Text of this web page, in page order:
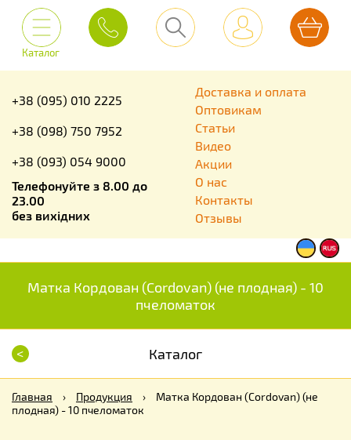
Каталог
+38 (095) 010 2225
+38 (098) 750 7952
+38 (093) 054 9000
Телефонуйте з 8.00 до
23.00
без вихідних
Доставка и оплата
Оптовикам
Статьи
Видео
Акции
О нас
Контакты
Отзывы
Матка Кордован (Cordovan) (не плодная) - 10
пчеломаток
< Каталог
Главная › Продукция ›
Матка Кордован (Cordovan) (не
плодная) - 10 пчеломаток